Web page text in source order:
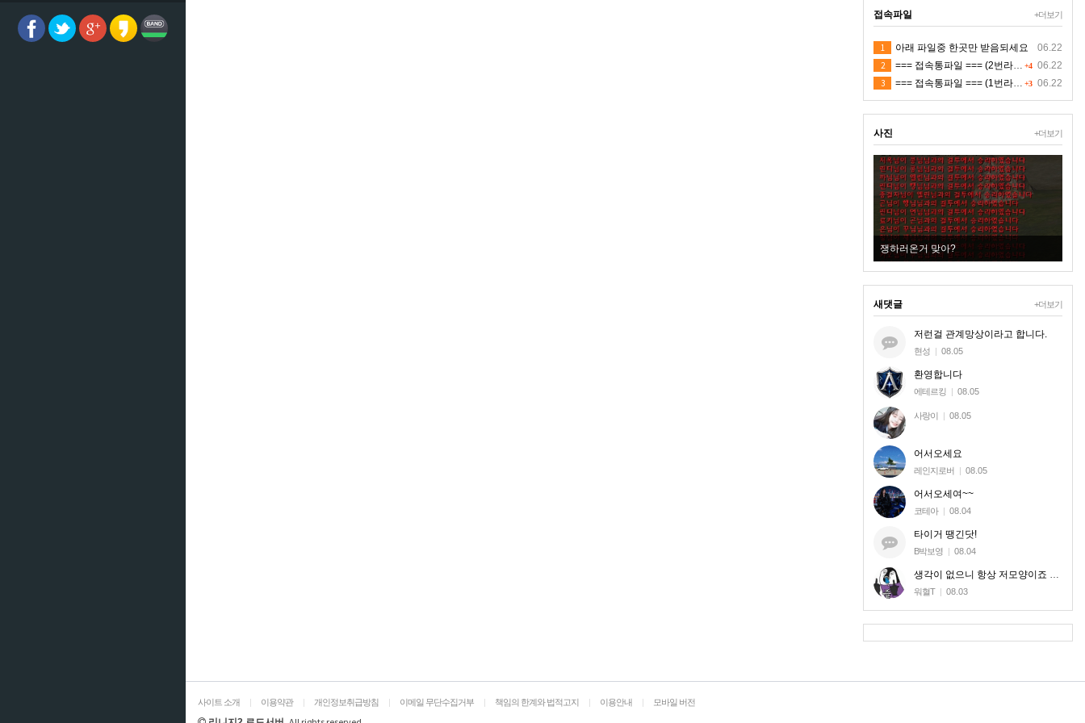
+더보기
접속파일
06.22
1 아래 파일중 한곳만 받음되세요
+4 06.22
2 === 접속통파일 === (2번라인)
+3 06.22
3 === 접속통파일 === (1번라인)
+더보기
사진
쟁하러온거 맞아?
+더보기
새댓글
저런걸 관계망상이라고 합니다.
현성 | 08.05
환영합니다
에테르킹 | 08.05
사랑이 | 08.05
어서오세요
레인지로버 | 08.05
어서오세여~~
코테아 | 08.04
타이거 땡긴닷!
B박보영 | 08.04
워혈T | 08.03
사이트 소개 | 이용약관 | 개인정보취급방침 | 이메일 무단수집거부 | 책임의 한계와 법적고지 | 이용안내 | 모바일 버전